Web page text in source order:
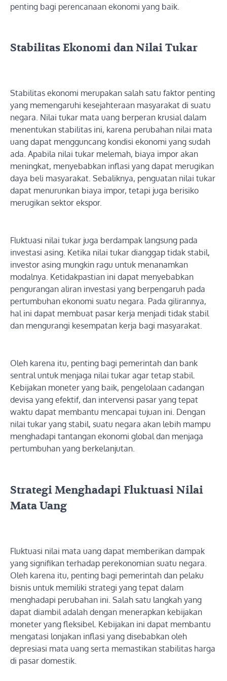
penting bagi perencanaan ekonomi yang baik.
Stabilitas Ekonomi dan Nilai Tukar
Stabilitas ekonomi merupakan salah satu faktor penting
yang memengaruhi kesejahteraan masyarakat di suatu
negara. Nilai tukar mata uang berperan krusial dalam
menentukan stabilitas ini, karena perubahan nilai mata
uang dapat mengguncang kondisi ekonomi yang sudah
ada. Apabila nilai tukar melemah, biaya impor akan
meningkat, menyebabkan inflasi yang dapat merugikan
daya beli masyarakat. Sebaliknya, penguatan nilai tukar
dapat menurunkan biaya impor, tetapi juga berisiko
merugikan sektor ekspor.
Fluktuasi nilai tukar juga berdampak langsung pada
investasi asing. Ketika nilai tukar dianggap tidak stabil,
investor asing mungkin ragu untuk menanamkan
modalnya. Ketidakpastian ini dapat menyebabkan
pengurangan aliran investasi yang berpengaruh pada
pertumbuhan ekonomi suatu negara. Pada gilirannya,
hal ini dapat membuat pasar kerja menjadi tidak stabil
dan mengurangi kesempatan kerja bagi masyarakat.
Oleh karena itu, penting bagi pemerintah dan bank
sentral untuk menjaga nilai tukar agar tetap stabil.
Kebijakan moneter yang baik, pengelolaan cadangan
devisa yang efektif, dan intervensi pasar yang tepat
waktu dapat membantu mencapai tujuan ini. Dengan
nilai tukar yang stabil, suatu negara akan lebih mampu
menghadapi tantangan ekonomi global dan menjaga
pertumbuhan yang berkelanjutan.
Strategi Menghadapi Fluktuasi Nilai
Mata Uang
Fluktuasi nilai mata uang dapat memberikan dampak
yang signifikan terhadap perekonomian suatu negara.
Oleh karena itu, penting bagi pemerintah dan pelaku
bisnis untuk memiliki strategi yang tepat dalam
menghadapi perubahan ini. Salah satu langkah yang
dapat diambil adalah dengan menerapkan kebijakan
moneter yang fleksibel. Kebijakan ini dapat membantu
mengatasi lonjakan inflasi yang disebabkan oleh
depresiasi mata uang serta memastikan stabilitas harga
di pasar domestik.